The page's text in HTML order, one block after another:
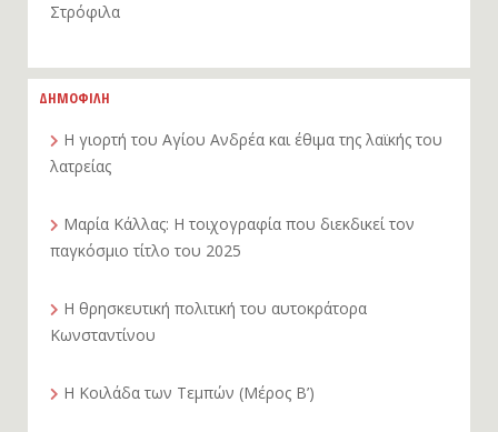
Στρόφιλα
ΔΗΜΟΦΙΛΗ
Η γιορτή του Αγίου Ανδρέα και έθιμα της λαϊκής του
λατρείας
Μαρία Κάλλας: Η τοιχογραφία που διεκδικεί τον
παγκόσμιο τίτλο του 2025
Η θρησκευτική πολιτική του αυτοκράτορα
Κωνσταντίνου
Η Κοιλάδα των Τεμπών (Μέρος Β’)